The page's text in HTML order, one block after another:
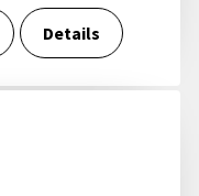
Details